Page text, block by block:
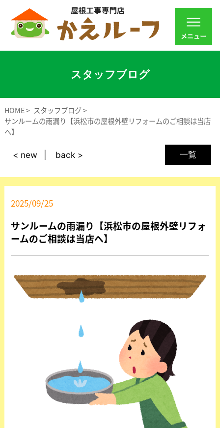
スタッフブログ
HOME
スタッフブログ
サンルームの雨漏り【浜松市の屋根外壁リフォームのご相談は当店
へ】
一覧
< new back >
2025/09/25
サンルームの雨漏り【浜松市の屋根外壁リフォ
ームのご相談は当店へ】